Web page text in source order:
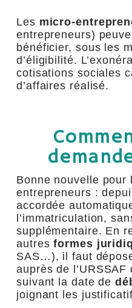
Les micro-
entrepreneurs)
bénéficier, sous les
d’éligibilité.
cotisations sociales
d’affaires réalisé.
Bonne nouvelle pour
entrepreneurs :
accordée
l’immatriculation,
supplémentaire. En
autresformes
SAS…), il faut
auprès de
suivant la date de
joignant les